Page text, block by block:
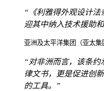
“《利雅得外观设计
迎其中纳入技术援助
亚洲及太平洋集团（亚太集
“对非洲而言，该条
律文书，更是促进创
的工具。”